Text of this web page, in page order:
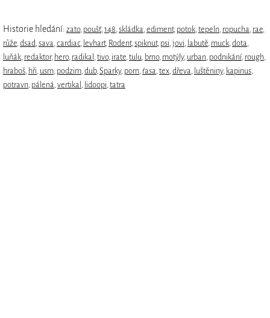
Historie hledání: zato, poušť, 148 skládka ediment, potok tepeln ropucha rae
růže dsad sava cardiac, levhart, Rodent, spiknut, psi jovi labutě muck dota
luňák redaktor, hero, radikal tivo, irate tulu brno, motýly, urban podnikání, rough
hraboš hři usm podzim dub, Sparky, porn ŕasa tex dřeva luštěniny, kapinus
potravn pálená vertikal lidoopi tatra